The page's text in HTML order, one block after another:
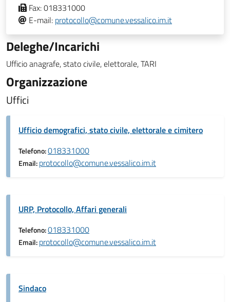
Fax:018331000
E-mail: protocollo@comune.vessalico.im.it
Deleghe/Incarichi
Ufficio anagrafe, stato civile, elettorale, TARI
Organizzazione
Uffici
Ufficio demografici, stato civile, elettorale e cimitero
Telefono:018331000
Email:protocollo@comune.vessalico.im.it
URP, Protocollo, Affari generali
Telefono:018331000
Email:protocollo@comune.vessalico.im.it
Sindaco